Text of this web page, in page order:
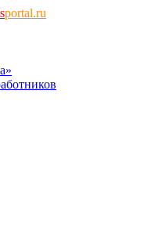
portal.ru